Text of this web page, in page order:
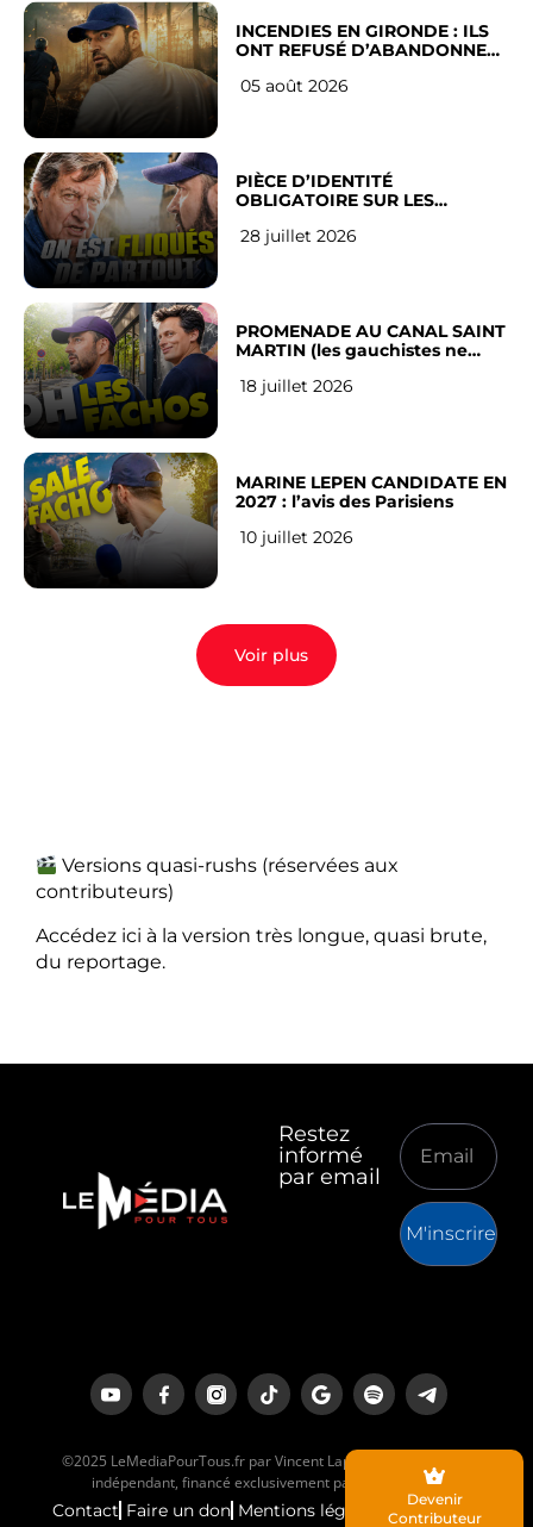
INCENDIES EN GIRONDE : ILS
ONT REFUSÉ D’ABANDONNER
05 août 2026
PIÈCE D’IDENTITÉ
OBLIGATOIRE SUR LES
Français
28 juillet 2026
PROMENADE AU CANAL SAINT
MARTIN (les gauchistes ne
18 juillet 2026
MARINE LEPEN CANDIDATE EN
2027 : l’avis des Parisiens
10 juillet 2026
Voir plus
Versions quasi-rushs (réservées aux
contributeurs)
Accédez ici à la version très longue, quasi brute,
du reportage.
Restez
informé
par email
M'inscrire
©2025 LeMediaPourTous.fr par Vincent Lapierre est un média
indépendant, financé exclusivement par ses lecteurs.
Contact Faire un don Mentions légales
Devenir
Contributeur